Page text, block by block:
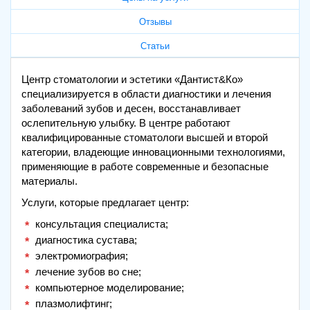
Отзывы
Статьи
Центр стоматологии и эстетики «Дантист&Ко»
специализируется в области диагностики и лечения
заболеваний зубов и десен, восстанавливает
ослепительную улыбку. В центре работают
квалифицированные стоматологи высшей и второй
категории, владеющие инновационными технологиями,
применяющие в работе современные и безопасные
материалы.
Услуги, которые предлагает центр:
консультация специалиста;
диагностика сустава;
электромиография;
лечение зубов во сне;
компьютерное моделирование;
плазмолифтинг;